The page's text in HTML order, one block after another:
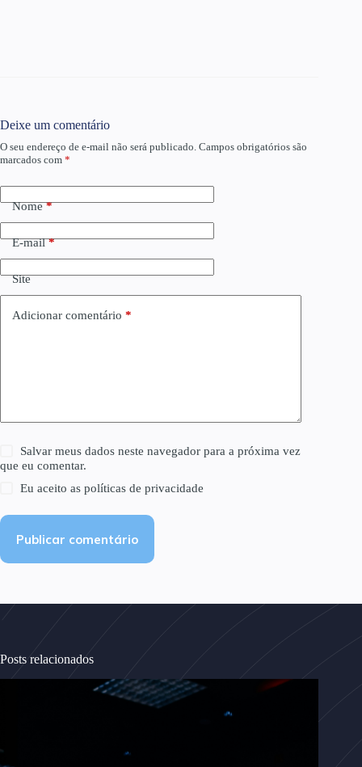
Deixe um comentário
O seu endereço de e-mail não será publicado. Campos obrigatórios são
marcados com *
Nome*
E-mail*
Site
Adicionar comentário *
Salvar meus dados neste navegador para a próxima vez
que eu comentar.
Eu aceito aspolíticas de privacidade
Publicar comentário
Posts relacionados